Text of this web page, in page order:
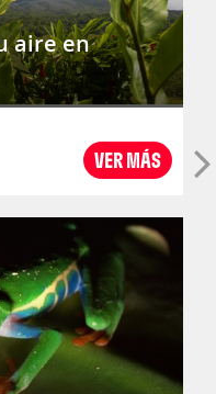
aire en
VER MÁS